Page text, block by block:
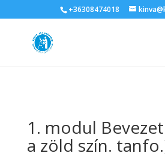
+36308474018
1. modul
a zöld szín.